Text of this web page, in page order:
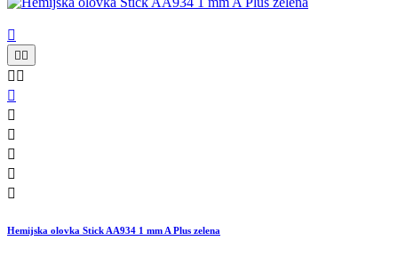

 
 






Hemijska olovka Stick AA934 1 mm A Plus zelena